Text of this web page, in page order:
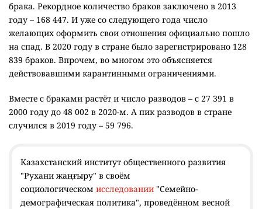
брака. Рекордное количество браков заключено в 2013
году – 168 447. И уже со следующего года число
желающих оформить свои отношения официально пошло
на спад. В 2020 году в стране было зарегистрировано 128
839 браков. Впрочем, во многом это объясняется
действовавшими карантинными ограничениями.
Вместе с браками растёт и число разводов – с 27 391 в
2000 году до 48 002 в 2020-м. А пик разводов в стране
случился в 2019 году – 59 796.
Казахстанский институт общественного развития
"Рухани жаңғыру" в своём
социологическом исследовании "Семейно-
демографическая политика", проведённом весной